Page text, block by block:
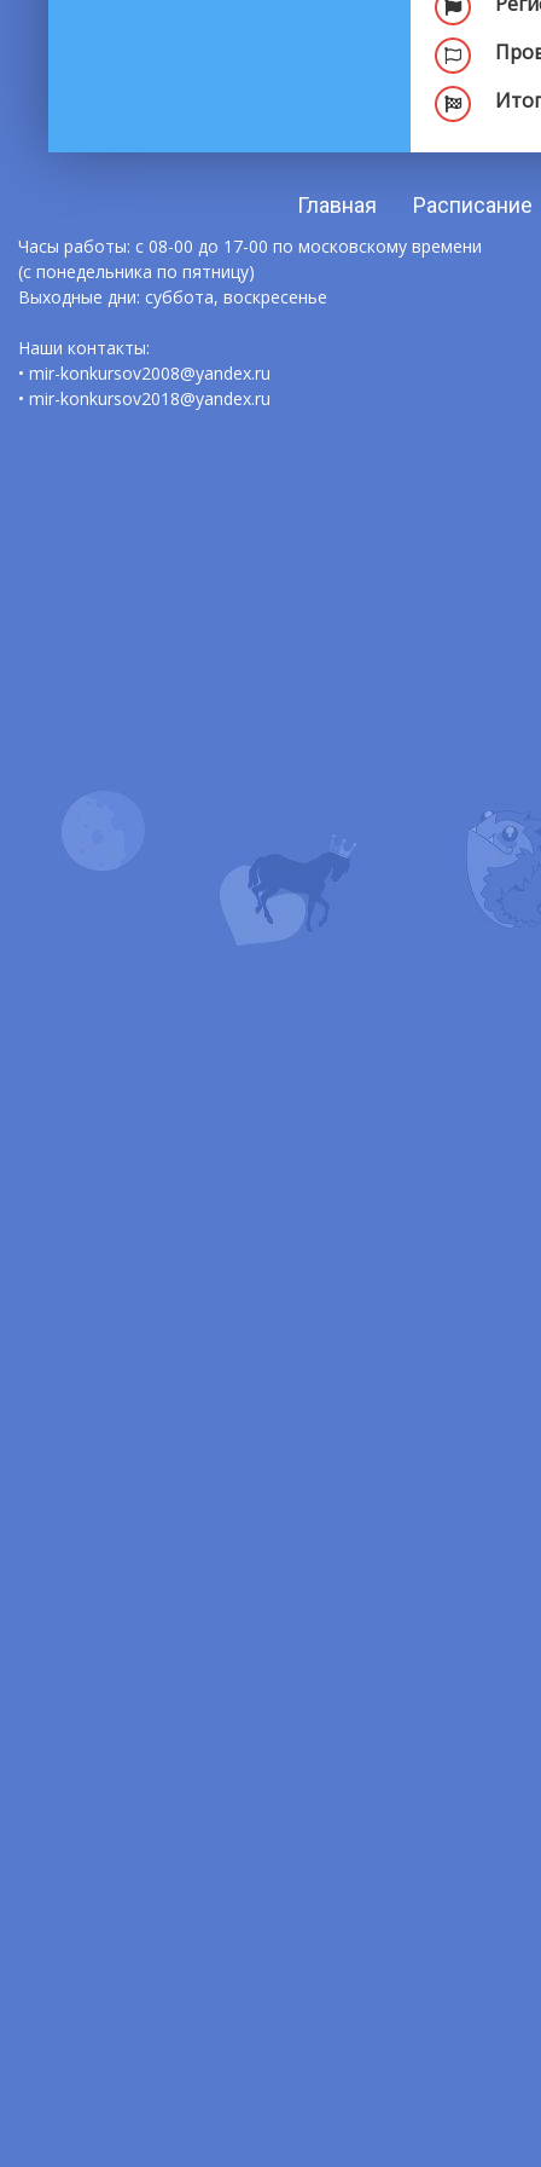
Главная Расписание
Часы работы: с 08-00 до 17-00 по московскому времени
(с понедельника по пятницу)
Выходные дни: суббота, воскресенье
Наши контакты:
• mir-konkursov2008@yandex.ru
• mir-konkursov2018@yandex.ru